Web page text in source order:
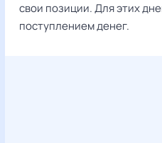
свои позиции. Для этих
поступлением денег.